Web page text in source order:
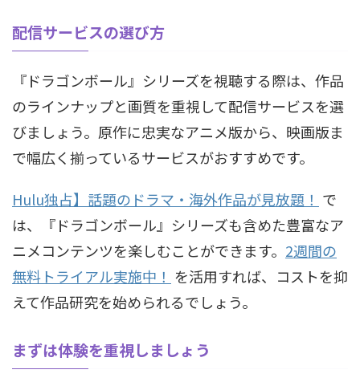
配信サービスの選び方
『ドラゴンボール』シリーズを視聴する際は、作品
のラインナップと画質を重視して配信サービスを選
びましょう。原作に忠実なアニメ版から、映画版ま
で幅広く揃っているサービスがおすすめです。
Hulu独占】話題のドラマ・海外作品が見放題！ で
は、『ドラゴンボール』シリーズも含めた豊富なア
ニメコンテンツを楽しむことができます。 2週間の
無料トライアル実施中！ を活用すれば、コストを抑
えて作品研究を始められるでしょう。
まずは体験を重視しましょう